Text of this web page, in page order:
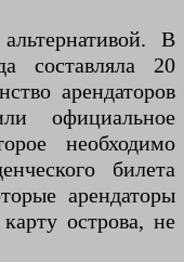
В
составляла 20
арендаторов
официальное
необходимо
билета
арендаторы
острова, не